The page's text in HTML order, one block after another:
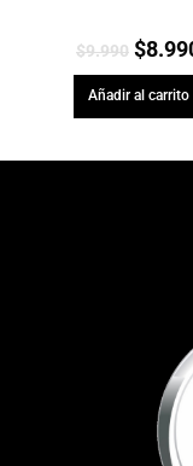
$9.990 $
Añadir al carrito